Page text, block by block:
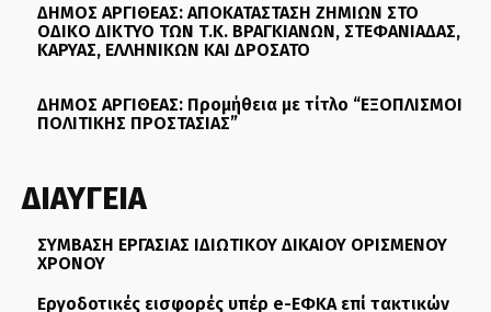
ΔΗΜΟΣ ΑΡΓΙΘΕΑΣ: ΑΠΟΚΑΤΑΣΤΑΣΗ ΖΗΜΙΩΝ ΣΤΟ
ΟΔΙΚΟ ΔΙΚΤΥΟ ΤΩΝ Τ.Κ. ΒΡΑΓΚΙΑΝΩΝ, ΣΤΕΦΑΝΙΑΔΑΣ,
ΚΑΡΥΑΣ, ΕΛΛΗΝΙΚΩΝ ΚΑΙ ΔΡΟΣΑΤΟ
ΔΗΜΟΣ ΑΡΓΙΘΕΑΣ: Προμήθεια με τίτλο “ΕΞΟΠΛΙΣΜΟΙ
ΠΟΛΙΤΙΚΗΣ ΠΡΟΣΤΑΣΙΑΣ”
ΔΙΑΥΓΕΙΑ
ΣΥΜΒΑΣΗ ΕΡΓΑΣΙΑΣ ΙΔΙΩΤΙΚΟΥ ΔΙΚΑΙΟΥ ΟΡΙΣΜΕΝΟΥ
ΧΡΟΝΟΥ
Εργοδοτικές εισφορές υπέρ e-ΕΦΚΑ επί τακτικών